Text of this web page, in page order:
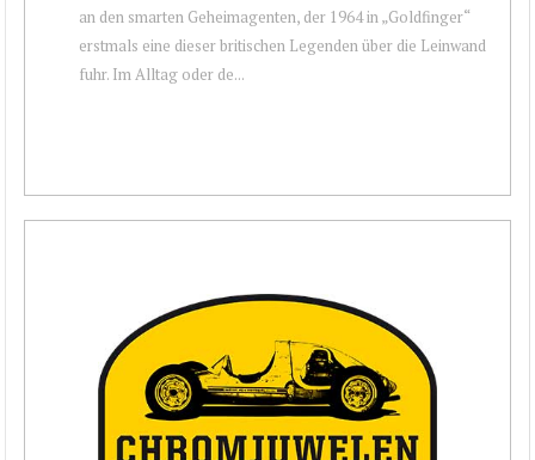
an den smarten Geheimagenten, der 1964 in „Goldfinger“
erstmals eine dieser britischen Legenden über die Leinwand
fuhr. Im Alltag oder de...